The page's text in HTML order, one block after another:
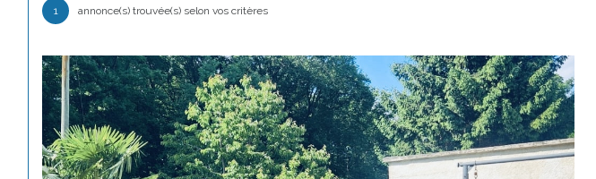
1 annonce(s) trouvée(s) selon vos critères